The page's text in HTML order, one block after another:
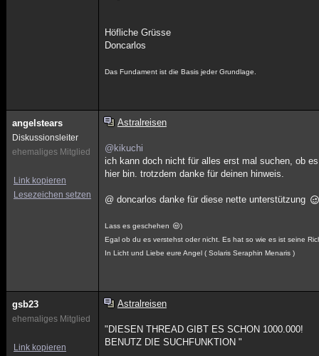
Höfliche Grüsse
Doncarlos
Das Fundament ist die Basis jeder Grundlage.
angelstears
Diskussionsleiter
ehemaliges Mitglied
Link kopieren
Lesezeichen setzen
Astralreisen
@kikuchi
ich kann doch nicht für alles erst mal suchen, ob
hier bin. trotzdem danke für deinen hinweis.
@ doncarlos danke für diese nette unterstützung
Lass es geschehen
)
Egal ob du es verstehst oder nicht. Es hat so wie es ist seine
In Licht und Liebe eure Angel ( Solaris Seraphin Menaris )
gsb23
ehemaliges Mitglied
Link kopieren
Astralreisen
"DIESEN THREAD GIBT ES SCHON 1000.000!
BENUTZ DIE SUCHFUNKTION "